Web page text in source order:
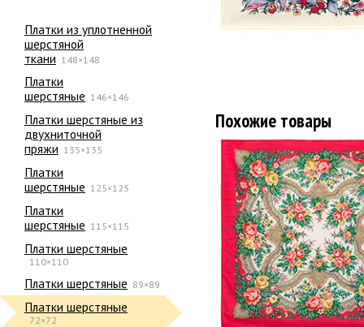
Платки из уплотненной
шерстяной
ткани 148×148
Платки
шерстяные 146×146
Платки шерстяные из
двухниточной
пряжи 135×135
Платки
шерстяные 125×125
Платки
шерстяные 115×115
Платки шерстяные
110×110
Платки шерстяные 89×89
Платки шерстяные
72×72
Похожие товары